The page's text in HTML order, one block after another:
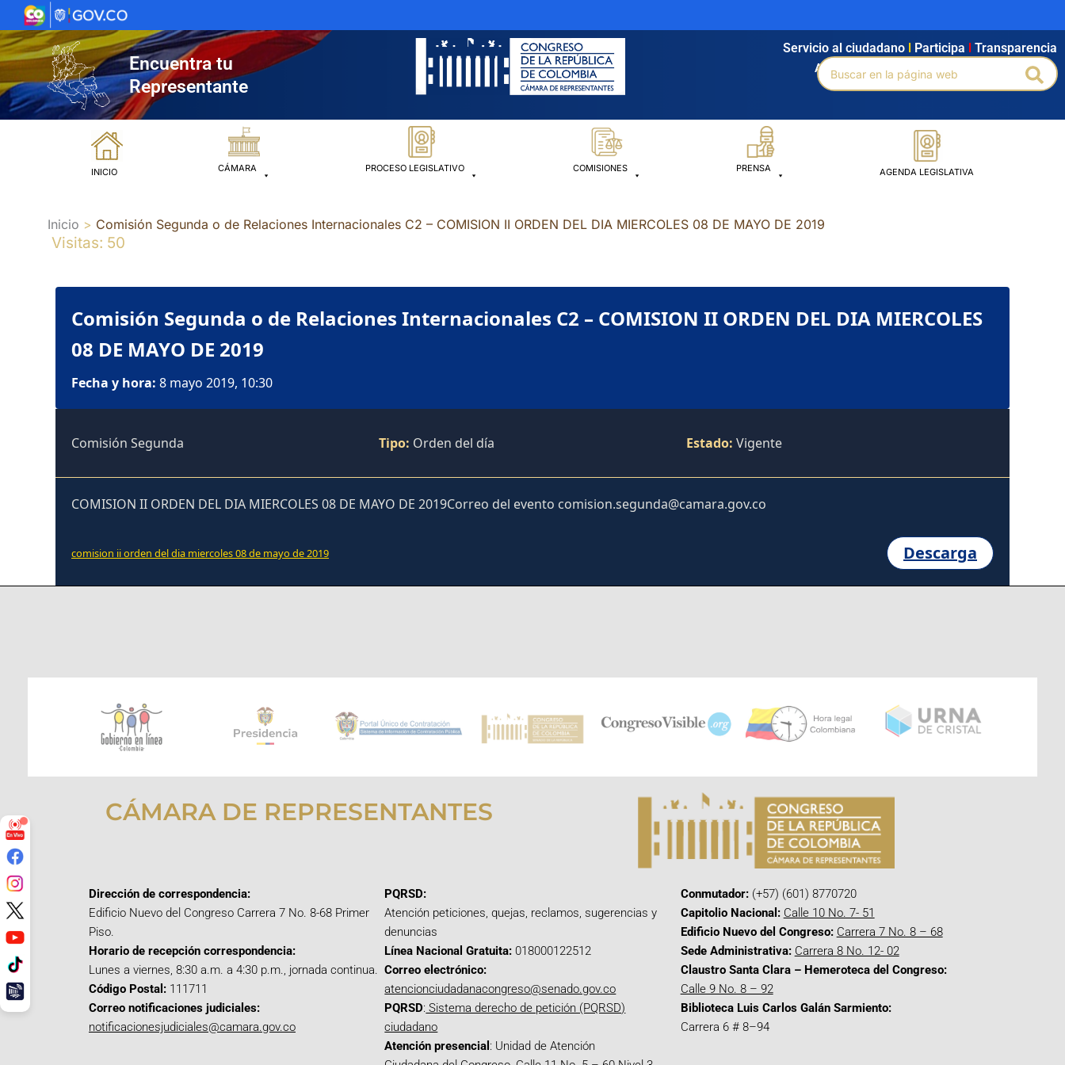
al
contenido
Encuentra tu
Representante
Agendamiento Intranet Búsqueda avanzada
Servicio al ciudadano Participa Transparencia
Buscar
por:
INICIO CÁMARA PROCESO LEGISLATIVO COMISIONES PRENSA AGENDA LEGISLATIVA
Inicio Comisión Segunda o de Relaciones Internacionales C2 – COMISION II ORDEN DEL DIA MIERCOLES 08 DE MAYO DE 2019
Visitas: 50
Comisión Segunda o de Relaciones Internacionales C2 – COMISION II ORDEN DEL DIA MIERCOLES
08 DE MAYO DE 2019
Fecha y hora: 8 mayo 2019, 10:30
Comisión Segunda Tipo: Orden del día Estado: Vigente
COMISION II ORDEN DEL DIA MIERCOLES 08 DE MAYO DE 2019Correo del evento comision.segunda@camara.gov.co
comision ii orden del dia miercoles 08 de mayo de 2019 Descarga
CÁMARA DE REPRESENTANTES
Dirección de correspondencia:
Edificio Nuevo del Congreso Carrera 7 No. 8-68 Primer
Piso.
Horario de recepción correspondencia:
Lunes a viernes, 8:30 a.m. a 4:30 p.m., jornada continua.
Código Postal: 111711
Correo notificaciones judiciales:
notificacionesjudiciales@camara.gov.co
PQRSD:
Atención peticiones, quejas, reclamos, sugerencias y
denuncias
Línea Nacional Gratuita: 018000122512
Correo electrónico:
atencionciudadanacongreso@senado.gov.co
PQRSD: Sistema derecho de petición (PQRSD)
ciudadano
Atención presencial : Unidad de Atención
Conmutador:(+57) (601) 8770720
Capitolio Nacional: Calle 10 No. 7- 51
Edificio Nuevo del Congreso: Carrera 7 No. 8 – 68
Sede Administrativa: Carrera 8 No. 12- 02
Claustro Santa Clara – Hemeroteca del Congreso:
Calle 9 No. 8 – 92
Biblioteca Luis Carlos Galán Sarmiento:
Carrera 6 # 8–94